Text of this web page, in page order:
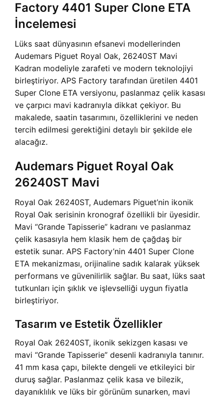
Factory 4401 Super Clone ETA
İncelemesi
Lüks saat dünyasının efsanevi modellerinden
Audemars Piguet Royal Oak, 26240ST Mavi
Kadran modeliyle zarafeti ve modern teknolojiyi
birleştiriyor. APS Factory tarafından üretilen 4401
Super Clone ETA versiyonu, paslanmaz çelik kasası
ve çarpıcı mavi kadranıyla dikkat çekiyor. Bu
makalede, saatin tasarımını, özelliklerini ve neden
tercih edilmesi gerektiğini detaylı bir şekilde ele
alacağız.
Audemars Piguet Royal Oak
26240ST Mavi
Royal Oak 26240ST, Audemars Piguet’nin ikonik
Royal Oak serisinin kronograf özellikli bir üyesidir.
Mavi “Grande Tapisserie” kadranı ve paslanmaz
çelik kasasıyla hem klasik hem de çağdaş bir
estetik sunar. APS Factory’nin 4401 Super Clone
ETA mekanizması, orijinaline sadık kalarak yüksek
performans ve güvenilirlik sağlar. Bu saat, lüks saat
tutkunları için şıklık ve işlevselliği uygun fiyatla
birleştiriyor.
Tasarım ve Estetik Özellikler
Royal Oak 26240ST, ikonik sekizgen kasası ve
mavi “Grande Tapisserie” desenli kadranıyla tanınır.
41 mm kasa çapı, bilekte dengeli ve etkileyici bir
duruş sağlar. Paslanmaz çelik kasa ve bilezik,
dayanıklılık ve lüks bir görünüm sunarken, mavi